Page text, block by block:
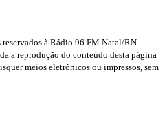
à Rádio 96 FM Natal/RN -
a reprodução do conteúdo desta página
meios eletrônicos ou impressos, sem